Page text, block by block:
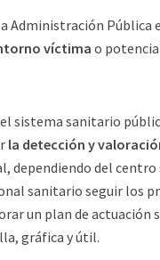
Administración Pública
víctimao
sistema sanitario
la detección y
dependiendo del
sanitario seguir los
un plan de actuación
gráfica y útil.